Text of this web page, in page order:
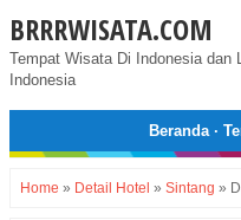
BRRRWISATA.COM
Tempat Wisata Di Indonesia dan
Indonesia
Beranda·
Home » Detail Hotel » Sintang »